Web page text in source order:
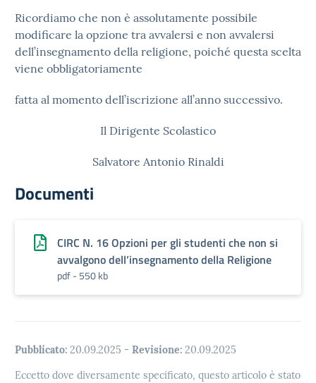
Ricordiamo che non è assolutamente possibile
modificare la opzione tra avvalersi e non avvalersi
dell’insegnamento della religione, poiché questa scelta
viene obbligatoriamente
fatta al momento dell’iscrizione all’anno successivo.
Il Dirigente Scolastico
Salvatore Antonio Rinaldi
Documenti
CIRC N. 16 Opzioni per gli studenti che non si
avvalgono dell’insegnamento della Religione
pdf - 550 kb
Pubblicato: 20.09.2025 - Revisione: 20.09.2025
Eccetto dove diversamente specificato, questo articolo è stato